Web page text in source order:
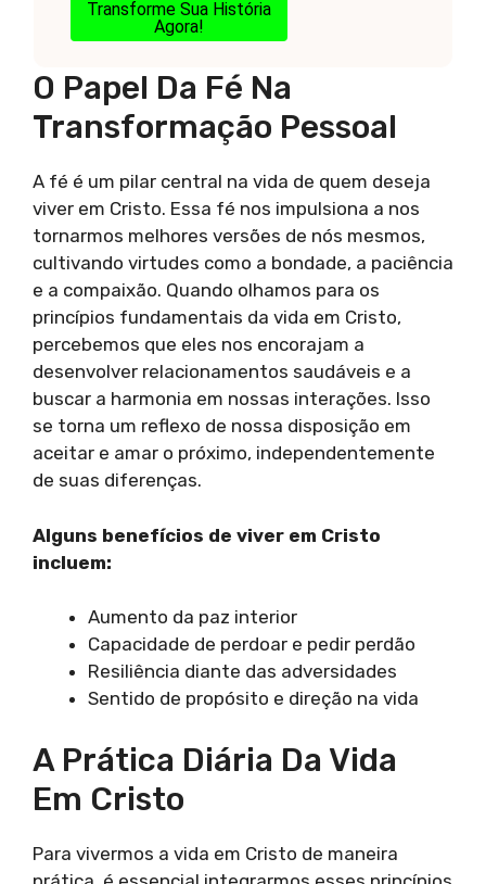
Transforme Sua História
Agora!
O Papel Da Fé Na
Transformação Pessoal
A fé é um pilar central na vida de quem deseja
viver em Cristo. Essa fé nos impulsiona a nos
tornarmos melhores versões de nós mesmos,
cultivando virtudes como a bondade, a paciência
e a compaixão. Quando olhamos para os
princípios fundamentais da vida em Cristo,
percebemos que eles nos encorajam a
desenvolver relacionamentos saudáveis e a
buscar a harmonia em nossas interações. Isso
se torna um reflexo de nossa disposição em
aceitar e amar o próximo, independentemente
de suas diferenças.
Alguns benefícios de viver em Cristo
incluem:
Aumento da paz interior
Capacidade de perdoar e pedir perdão
Resiliência diante das adversidades
Sentido de propósito e direção na vida
A Prática Diária Da Vida
Em Cristo
Para vivermos a vida em Cristo de maneira